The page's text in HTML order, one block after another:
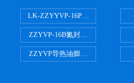
LK-ZZYYVP-16P不锈钢氮封阀
ZZYVP-16B氮封供氮阀
ZZYVP导热油膨胀槽氮封阀